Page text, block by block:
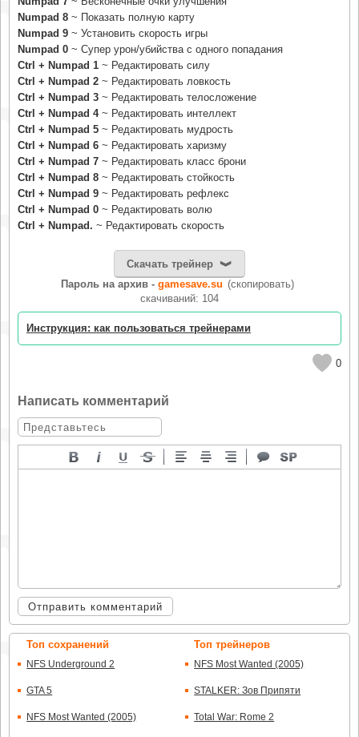
Топ сохранений
NFS Underground 2
GTA 5
NFS Most Wanted (2005)
Топ трейнеров
NFS Most Wanted (2005)
STALKER: Зов Припяти
Total War: Rome 2
Numpad 8 ~ Показать полную карту
Numpad 9 ~ Установить скорость игры
Numpad 0 ~ Супер урон/убийства с одного попадания
Ctrl + Numpad 1 ~ Редактировать силу
Ctrl + Numpad 2 ~ Редактировать ловкость
Ctrl + Numpad 3 ~ Редактировать телосложение
Ctrl + Numpad 4~ Редактировать интеллект
Ctrl + Numpad 5 ~ Редактировать мудрость
Ctrl + Numpad 6 ~ Редактировать харизму
Ctrl + Numpad 7 ~ Редактировать класс брони
Ctrl + Numpad 8 ~ Редактировать стойкость
Ctrl + Numpad 9 ~ Редактировать рефлекс
Ctrl + Numpad 0 ~ Редактировать волю
Ctrl + Numpad. ~ Редактировать скорость
Скачать трейнер
Пароль на архив - gamesave.su (скопировать)
cкачиваний: 104
Инструкция: как пользоваться трейнерами
0
Написать комментарий
Отправить комментарий